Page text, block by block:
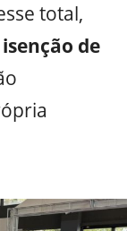
total,
isenção de